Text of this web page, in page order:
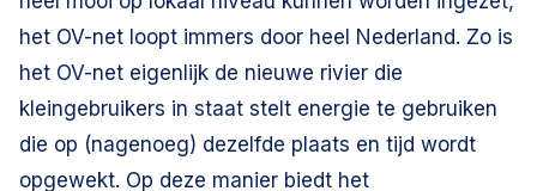
het OV-net loopt immers door heel Nederland. Zo is
het OV-net eigenlijk de nieuwe rivier die
kleingebruikers in staat stelt energie te gebruiken
die op (nagenoeg) dezelfde plaats en tijd wordt
opgewekt. Op deze manier biedt het